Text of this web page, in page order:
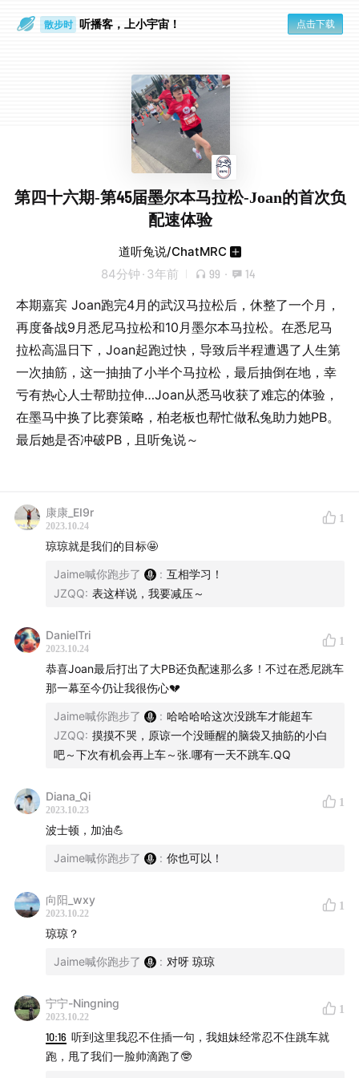
散步时 听播客，上小宇宙！ 点击下载
第四十六期-第45届墨尔本马拉松-Joan的首次负
配速体验
道听兔说/ChatMRC
84分钟 · 3年前 99 · 14
本期嘉宾 Joan跑完4月的武汉马拉松后，休整了一个月，
再度备战9月悉尼马拉松和10月墨尔本马拉松。在悉尼马
拉松高温日下，Joan起跑过快，导致后半程遭遇了人生第
一次抽筋，这一抽抽了小半个马拉松，最后抽倒在地，幸
亏有热心人士帮助拉伸…Joan从悉马收获了难忘的体验，
在墨马中换了比赛策略，柏老板也帮忙做私兔助力她PB。
最后她是否冲破PB，且听兔说～
康康_EI9r
2023.10.24
1
琼琼就是我们的目标🤩
Jaime喊你跑步了 : 互相学习！
JZQQ: 表这样说，我要减压～
DanielTri
2023.10.24
1
恭喜Joan最后打出了大PB还负配速那么多！不过在悉尼跳车
那一幕至今仍让我很伤心💔
Jaime喊你跑步了 : 哈哈哈哈这次没跳车才能超车
JZQQ: 摸摸不哭，原谅一个没睡醒的脑袋又抽筋的小白
吧～下次有机会再上车～张.哪有一天不跳车.QQ
Diana_Qi
2023.10.23
1
波士顿，加油💪
Jaime喊你跑步了 : 你也可以！
向阳_wxy
2023.10.22
1
琼琼？
Jaime喊你跑步了 : 对呀 琼琼
宁宁-Ningning
2023.10.22
1
10:16 听到这里我忍不住插一句，我姐妹经常忍不住跳车就
跑，甩了我们一脸帅滴跑了🤓